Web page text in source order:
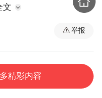
深刻揭示历史前进
人民“铭记历史、
国建设、民族复兴
召。习近平总书记
文
举报
精彩内容